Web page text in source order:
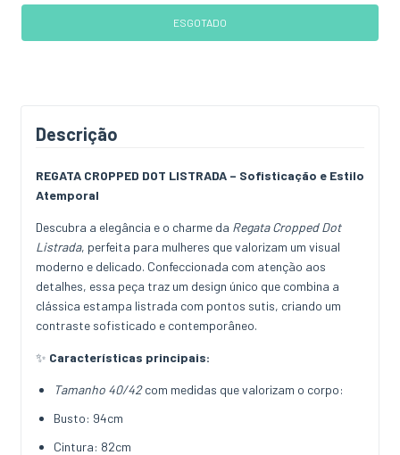
Descrição
REGATA CROPPED DOT LISTRADA – Sofisticação e Estilo
Atemporal
Descubra a elegância e o charme da Regata Cropped Dot
Listrada, perfeita para mulheres que valorizam um visual
moderno e delicado. Confeccionada com atenção aos
detalhes, essa peça traz um design único que combina a
clássica estampa listrada com pontos sutis, criando um
contraste sofisticado e contemporâneo.
✨ Características principais:
Tamanho 40/42com medidas que valorizam o corpo:
Busto: 94cm
Cintura: 82cm